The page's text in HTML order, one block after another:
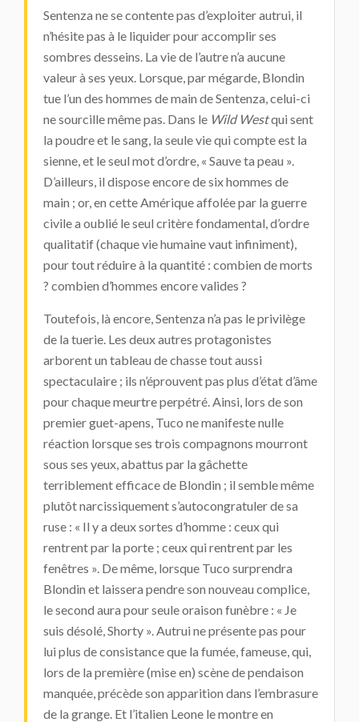
Sentenza ne se contente pas d’exploiter autrui, il
n’hésite pas à le liquider pour accomplir ses
sombres desseins. La vie de l’autre n’a aucune
valeur à ses yeux. Lorsque, par mégarde, Blondin
tue l’un des hommes de main de Sentenza, celui-ci
ne sourcille même pas. Dans le Wild Westqui sent
la poudre et le sang, la seule vie qui compte est la
sienne, et le seul mot d’ordre, « Sauve ta peau ».
D’ailleurs, il dispose encore de six hommes de
main ; or, en cette Amérique affolée par la guerre
civile a oublié le seul critère fondamental, d’ordre
qualitatif (chaque vie humaine vaut infiniment),
pour tout réduire à la quantité : combien de morts
? combien d’hommes encore valides ?
Toutefois, là encore, Sentenza n’a pas le privilège
de la tuerie. Les deux autres protagonistes
arborent un tableau de chasse tout aussi
spectaculaire ; ils n’éprouvent pas plus d’état d’âme
pour chaque meurtre perpétré. Ainsi, lors de son
premier guet-apens, Tuco ne manifeste nulle
réaction lorsque ses trois compagnons mourront
sous ses yeux, abattus par la gâchette
terriblement efficace de Blondin ; il semble même
plutôt narcissiquement s’autocongratuler de sa
ruse : « Il y a deux sortes d’homme : ceux qui
rentrent par la porte ; ceux qui rentrent par les
fenêtres ». De même, lorsque Tuco surprendra
Blondin et laissera pendre son nouveau complice,
le second aura pour seule oraison funèbre : « Je
suis désolé, Shorty ». Autrui ne présente pas pour
lui plus de consistance que la fumée, fameuse, qui,
lors de la première (mise en) scène de pendaison
manquée, précède son apparition dans l’embrasure
de la grange. Et l’italien Leone le montre en